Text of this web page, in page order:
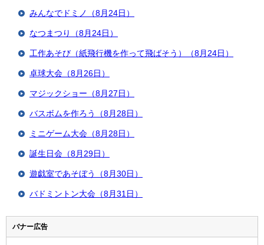
みんなでドミノ（8月24日）
なつまつり（8月24日）
工作あそび（紙飛行機を作って飛ばそう）（8月24日）
卓球大会（8月26日）
マジックショー（8月27日）
バスボムを作ろう（8月28日）
ミニゲーム大会（8月28日）
誕生日会（8月29日）
遊戯室であそぼう（8月30日）
バドミントン大会（8月31日）
バナー広告